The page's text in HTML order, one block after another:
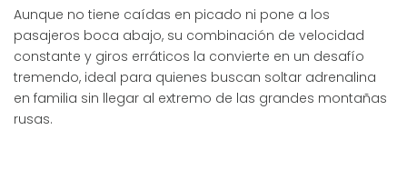
Aunque no tiene caídas en picado ni pone a los
pasajeros boca abajo, su combinación de velocidad
constante y giros erráticos la convierte en un desafío
tremendo, ideal para quienes buscan soltar adrenalina
en familia sin llegar al extremo de las grandes montañas
rusas.